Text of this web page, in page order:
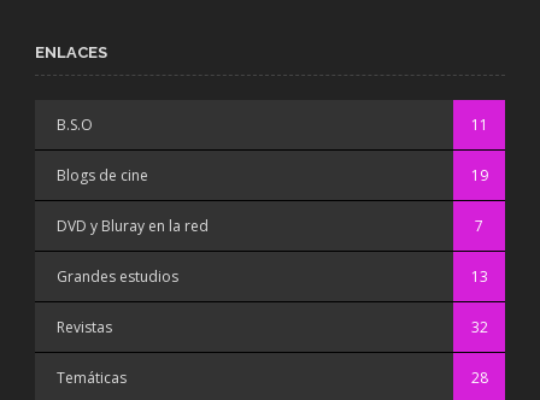
ENLACES
B.S.O 11
Blogs de cine 19
DVD y Bluray en la red 7
Grandes estudios 13
Revistas 32
Temáticas 28